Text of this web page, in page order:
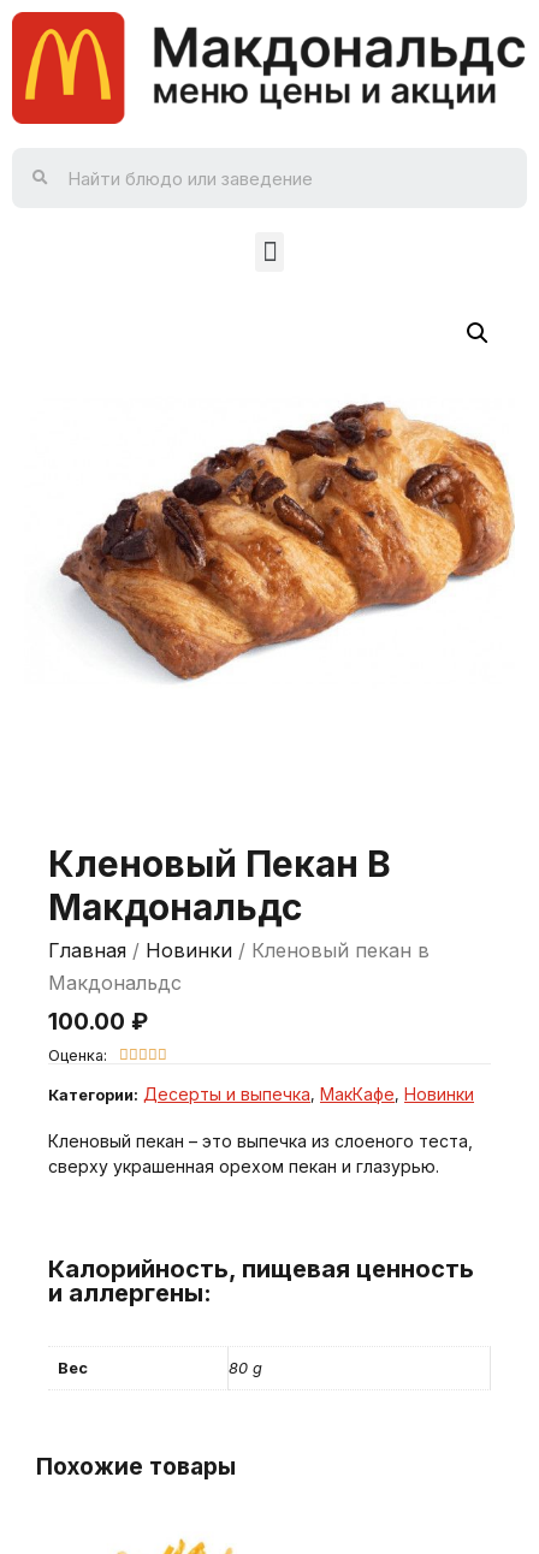
Кленовый Пекан В
Макдональдс
Главная / Новинки / Кленовый пекан в
Макдональдс
100.00 ₽
Оценка: 
Категории: Десерты и выпечка, МакКафе, Новинки
Кленовый пекан – это выпечка из слоеного теста,
сверху украшенная орехом пекан и глазурью.
Калорийность, пищевая ценность
и аллергены:
Вес 80 g
Похожие товары